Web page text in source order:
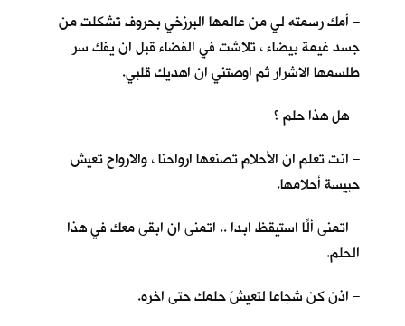
– أمك رسمته لي من عالمها البرزخي بحروف تشكلت من
جسد غيمة بيضاء ، تلاشت في الفضاء قبل ان يفك سر
طلسمها الاشرار ثم اوصتني ان اهديك قلبي.
– هل هذا حلم ؟
– انت تعلم ان الأحلام تصنعها ارواحنا ، والارواح تعيش
حبيسة أحلامها.
– اتمنى ألّا استيقظ ابدا .. اتمنى ان ابقى معكِ في هذا
الحلم.
– اذن كن شجاعا لتعيشَ حلمك حتى اخره.